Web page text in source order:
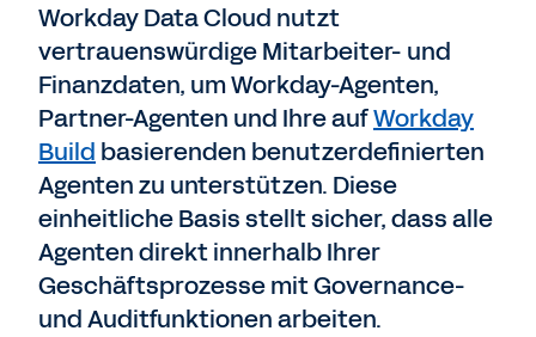
Workday Data Cloud nutzt
vertrauenswürdige Mitarbeiter- und
Finanzdaten, um Workday-Agenten,
Partner-Agenten und Ihre aufWorkday
Build basierenden benutzerdefinierten
Agenten zu unterstützen. Diese
einheitliche Basis stellt sicher, dass alle
Agenten direkt innerhalb Ihrer
Geschäftsprozesse mit Governance-
und Auditfunktionen arbeiten.